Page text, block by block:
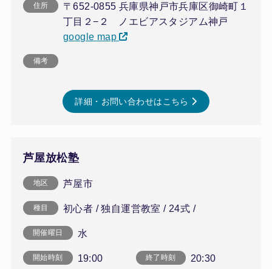
住所
〒652-0855 兵庫県神戸市兵庫区御崎町１
丁目２−２ ノエビアスタジアム神戸
google map
備考
詳細・お問い合わせはこちら
芦屋放松塾
地区 芦屋市
種目 初心者 / 独自運営教室 / 24式 /
開催曜日 水
開始時刻 19:00 終了時刻 20:30